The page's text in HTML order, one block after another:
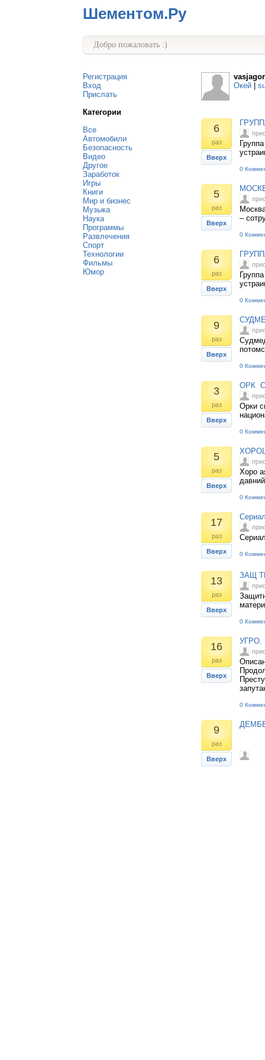
Шементом.Ру
Добро пожаловать :)
Регистрация
Вход
Прислать
Категории
Все
Автомобили
Безопасность
Видео
Другое
Заработок
Игры
Книги
Мир и бизнес
Музыка
Наука
Программы
Развлечения
Спорт
Технологии
Фильмы
Юмор
Окей
6
раз
Вверх
0
5
раз
Вверх
–
0
6
раз
Вверх
0
9
раз
Вверх
0
3
раз
Вверх
ОРК
Орки
0
5
раз
Вверх
Хоро
0
17
раз
Вверх 0
13
раз
Вверх
ЗАЩ
0
16
раз
Вверх
УГРО.
0
9
раз
Вверх